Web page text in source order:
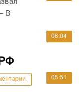
В
06:04
05:51